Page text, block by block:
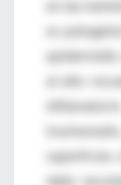
en las
es
al alto
superficies
daño